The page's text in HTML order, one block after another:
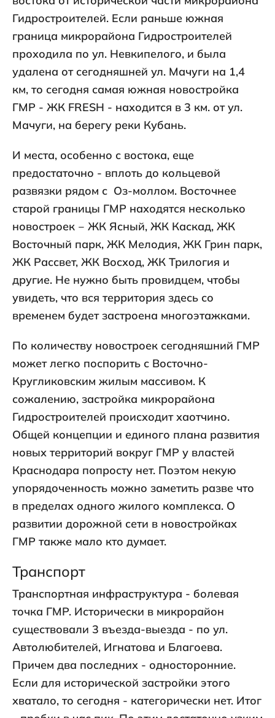
Гидростроителей. Если раньше южная
граница микрорайона Гидростроителей
проходила по ул. Невкипелого, и была
удалена от сегодняшней ул. Мачуги на 1,4
км, то сегодня самая южная новостройка
ГМР - ЖК FRESH - находится в 3 км. от ул.
Мачуги, на берегу реки Кубань.
И места, особенно с востока, еще
предостаточно - вплоть до кольцевой
развязки рядом с Оз-моллом. Восточнее
старой границы ГМР находятся несколько
новостроек ‒ ЖК Ясный, ЖК Каскад, ЖК
Восточный парк, ЖК Мелодия, ЖК Грин парк,
ЖК Рассвет, ЖК Восход, ЖК Трилогия и
другие. Не нужно быть провидцем, чтобы
увидеть, что вся территория здесь со
временем будет застроена многоэтажками.
По количеству новостроек сегодняшний ГМР
может легко поспорить с Восточно-
Кругликовским жилым массивом. К
сожалению, застройка микрорайона
Гидростроителей происходит хаотчино.
Общей концепции и единого плана развития
новых территорий вокруг ГМР у властей
Краснодара попросту нет. Поэтом некую
упорядоченность можно заметить разве что
в пределах одного жилого комплекса. О
развитии дорожной сети в новостройках
ГМР также мало кто думает.
Транспорт
Транспортная инфраструктура - болевая
точка ГМР. Исторически в микрорайон
существовали 3 въезда-выезда - по ул.
Автолюбителей, Игнатова и Благоева.
Причем два последних - односторонние.
Если для исторической застройки этого
хватало, то сегодня - категорически нет. Итог